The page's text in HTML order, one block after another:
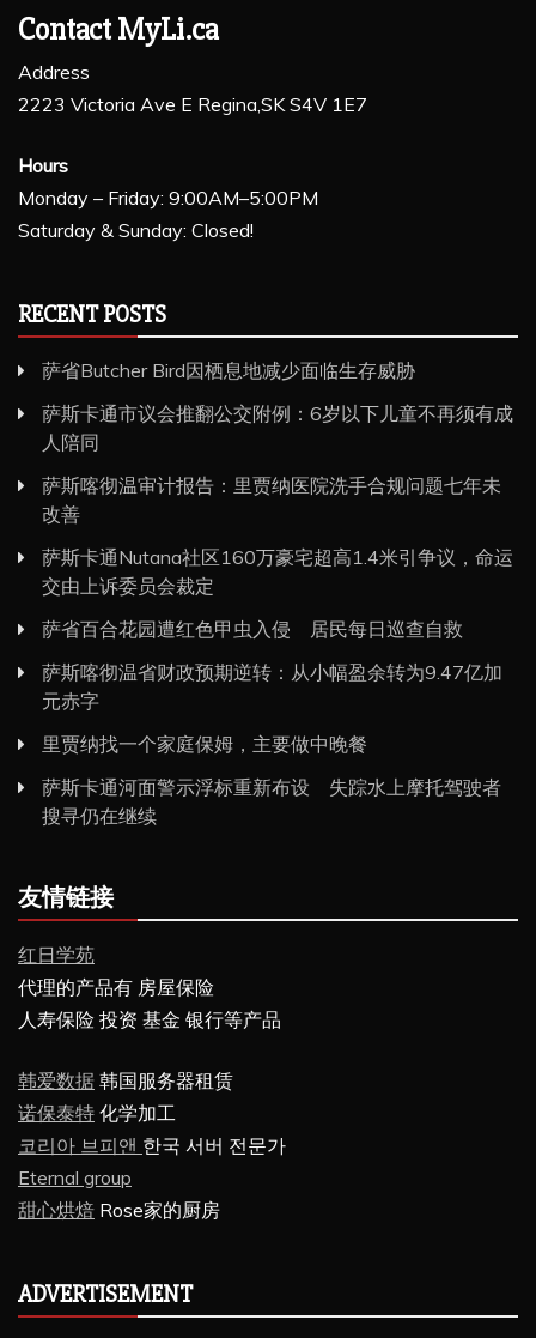
Contact MyLi.ca
Address
2223 Victoria Ave E Regina,SK S4V 1E7
Hours
Monday – Friday: 9:00AM–5:00PM
Saturday & Sunday: Closed!
RECENT POSTS
萨省Butcher Bird因栖息地减少面临生存威胁
萨斯卡通市议会推翻公交附例：6岁以下儿童不再须有成
人陪同
萨斯喀彻温审计报告：里贾纳医院洗手合规问题七年未
改善
萨斯卡通Nutana社区160万豪宅超高1.4米引争议，命运
交由上诉委员会裁定
萨省百合花园遭红色甲虫入侵 居民每日巡查自救
萨斯喀彻温省财政预期逆转：从小幅盈余转为9.47亿加
元赤字
里贾纳找一个家庭保姆，主要做中晚餐
萨斯卡通河面警示浮标重新布设 失踪水上摩托驾驶者
搜寻仍在继续
友情链接
红日学苑
代理的产品有 房屋保险
人寿保险 投资 基金 银行等产品
韩爱数据 韩国服务器租赁
诺保泰特 化学加工
코리아 브피앤 한국 서버 전문가
Eternal group
甜心烘焙 Rose家的厨房
ADVERTISEMENT